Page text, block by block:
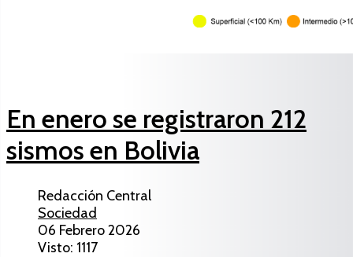
En enero se registraron 212
sismos en Bolivia
Redacción Central
Sociedad
06 Febrero 2026
Visto: 1117